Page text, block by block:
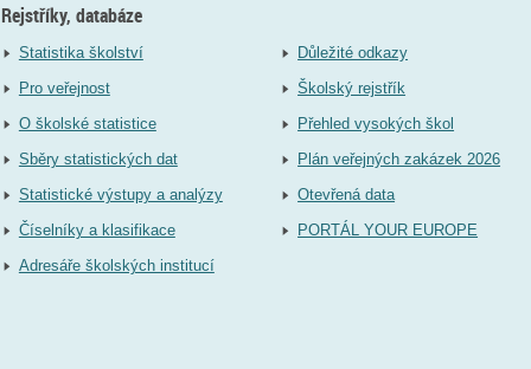
Rejstříky, databáze
Statistika školství
Pro veřejnost
O školské statistice
Sběry statistických dat
Statistické výstupy a analýzy
Číselníky a klasifikace
Adresáře školských institucí
Důležité odkazy
Školský rejstřík
Přehled vysokých škol
Plán veřejných zakázek 2026
Otevřená data
PORTÁL YOUR EUROPE